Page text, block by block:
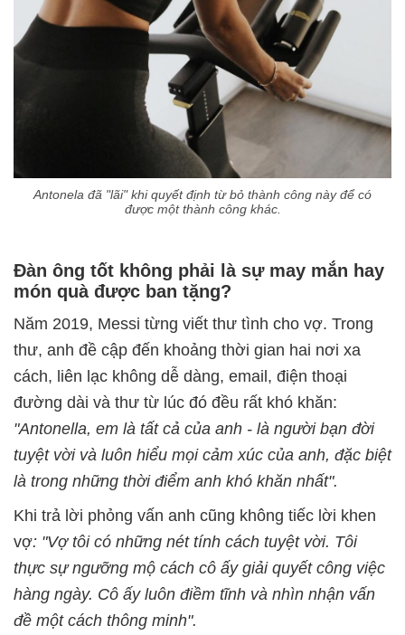
Antonela đã "lãi" khi quyết định từ bỏ thành công này để có
được một thành công khác.
Đàn ông tốt không phải là sự may mắn hay
món quà được ban tặng?
Năm 2019, Messi từng viết thư tình cho vợ. Trong
thư, anh đề cập đến khoảng thời gian hai nơi xa
cách, liên lạc không dễ dàng, email, điện thoại
đường dài và thư từ lúc đó đều rất khó khăn:
"Antonella, em là tất cả của anh - là người bạn đời
tuyệt vời và luôn hiểu mọi cảm xúc của anh, đặc biệt
là trong những thời điểm anh khó khăn nhất".
Khi trả lời phỏng vấn anh cũng không tiếc lời khen
vợ: "Vợ tôi có những nét tính cách tuyệt vời. Tôi
thực sự ngưỡng mộ cách cô ấy giải quyết công việc
hàng ngày. Cô ấy luôn điềm tĩnh và nhìn nhận vấn
đề một cách thông minh".